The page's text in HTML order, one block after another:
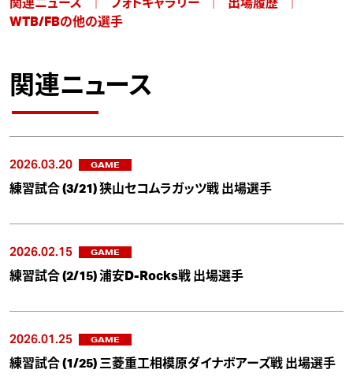
関連ニュース フォトギャラリー
出場履歴
WTB/FBの他の選手
関連ニュース
2026.03.20 GAME
練習試合 (3/21) 狭山セコムラガッツ戦 出場選手
2026.02.15 GAME
練習試合 (2/15) 浦安D-Rocks戦 出場選手
2026.01.25 GAME
練習試合 (1/25) 三菱重工相模原ダイナボアーズ戦 出場選手